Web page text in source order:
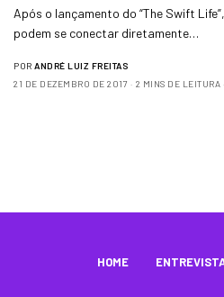
Após o lançamento do “The Swift
podem se conectar diretamente…
POR ANDRÉ LUIZ FREITAS
21 DE DEZEMBRO DE 2017
2 MINS DE LEITURA
HOME